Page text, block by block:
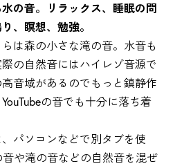
の音。リラックス、睡眠の問
、瞑想、勉強。
は森の小さな滝の音。水音も
の自然音にはハイレゾ音源で
音域があるのでもっと鎮静作
の音でも十分に落ち着
パソコンなどで別タブを使
や滝の音などの自然音を混ぜ